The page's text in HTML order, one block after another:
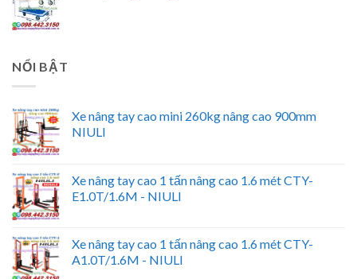
NỔI BẬT
Xe nâng tay cao mini 260kg nâng cao 900mm
NIULI
Xe nâng tay cao 1 tấn nâng cao 1.6 mét CTY-
E1.0T/1.6M - NIULI
Xe nâng tay cao 1 tấn nâng cao 1.6 mét CTY-
A1.0T/1.6M - NIULI